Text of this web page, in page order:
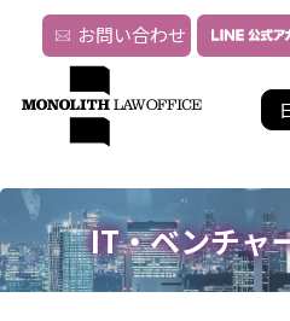
お問い合わせ
IT・ベンチャ